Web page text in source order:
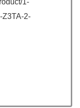
Z3TA-2-